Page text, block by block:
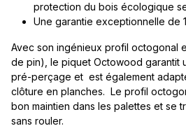
protection du bois écologique
Une garantie exceptionnelle de
Avec son ingénieux profil octogonal
de pin), le piquet Octowood garantit
pré-perçage et est également
clôture en planches. Le profil
bon maintien dans les palettes et se
sans rouler.